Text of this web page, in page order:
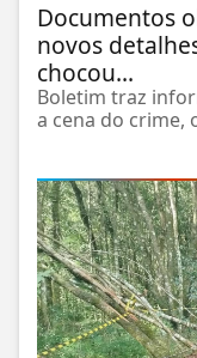
Documentos
novos
chocou...
Boletim traz
a cena do crime,